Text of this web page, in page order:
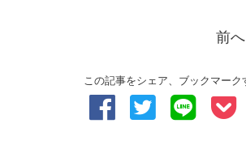
前へ
この記事をシェア、ブックマーク